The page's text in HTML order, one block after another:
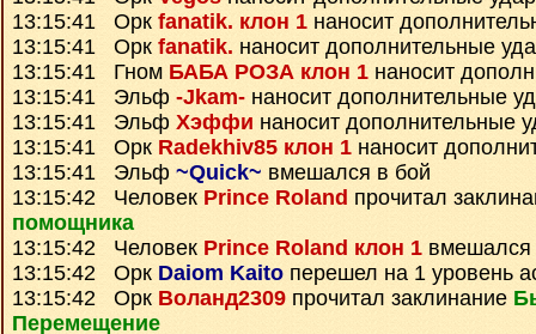
13:15:41 Орк fanatik. клон 1 наносит
13:15:41 Орк fanatik. наносит дополнительные
13:15:41 Гном БАБА РОЗА клон 1 наносит
13:15:41 Эльф -Jkam- наносит дополнительные
13:15:41 Эльф Хэффи наносит дополнительные
13:15:41 Орк Radekhiv85 клон 1 наносит
13:15:41 Эльф ~Quick~ вмешался в бой
13:15:42 Человек Prince Roland прочитал
помощника
13:15:42 Человек Prince Roland клон 1 вмешался
13:15:42 Орк Daiom Kaito перешел на 1 уровень
13:15:42 Орк Воланд2309 прочитал заклинание
Перемещение